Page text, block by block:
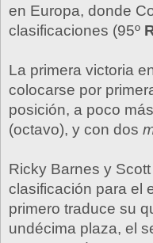
en Europa, donde
clasificaciones (95º
La primera victoria
colocarse por
posición, a poco
(octavo), y con dos
Ricky Barnes y
clasificación para el
primero traduce su
undécima plaza, el